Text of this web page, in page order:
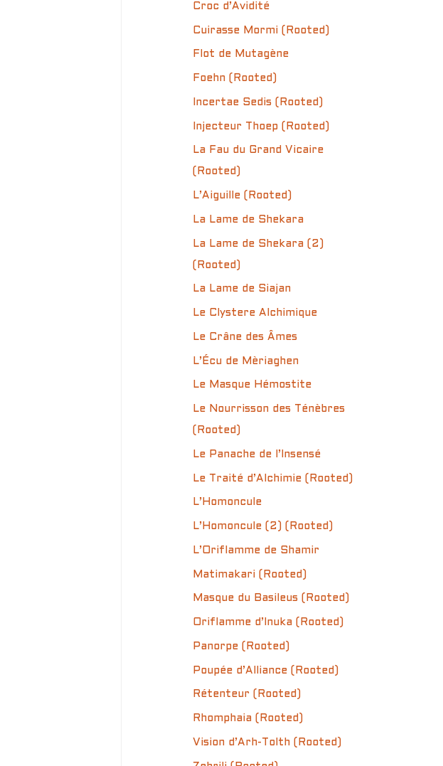
Croc d’Avidité
Cuirasse Mormi (Rooted)
Flot de Mutagène
Foehn (Rooted)
Incertae Sedis (Rooted)
Injecteur Thoep (Rooted)
La Fau du Grand Vicaire
(Rooted)
L’Aiguille (Rooted)
La Lame de Shekara
La Lame de Shekara (2)
(Rooted)
La Lame de Siajan
Le Clystere Alchimique
Le Crâne des Âmes
L’Écu de Mèriaghen
Le Masque Hémostite
Le Nourrisson des Ténèbres
(Rooted)
Le Panache de l’Insensé
Le Traité d’Alchimie (Rooted)
L’Homoncule
L’Homoncule (2) (Rooted)
L’Oriflamme de Shamir
Matimakari (Rooted)
Masque du Basileus (Rooted)
Oriflamme d’Inuka (Rooted)
Panorpe (Rooted)
Poupée d’Alliance (Rooted)
Rétenteur (Rooted)
Rhomphaia (Rooted)
Vision d’Arh-Tolth (Rooted)